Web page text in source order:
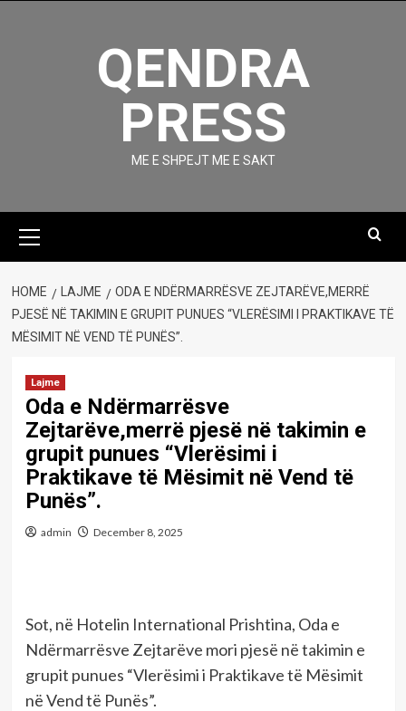
QENDRA
PRESS
ME E SHPEJT ME E SAKT
Menu
HOME LAJME
ODA E NDËRMARRËSVE ZEJTARËVE,MERRË
PJESË NË TAKIMIN E GRUPIT PUNUES “VLERËSIMI I PRAKTIKAVE TË
MËSIMIT NË VEND TË PUNËS”.
Lajme
Oda e Ndërmarrësve
Zejtarëve,merrë pjesë në takimin e
grupit punues “Vlerësimi i
Praktikave të Mësimit në Vend të
Punës”.
admin December 8, 2025
Sot, në Hotelin International Prishtina, Oda e
Ndërmarrësve Zejtarëve mori pjesë në takimin e
grupit punues “Vlerësimi i Praktikave të Mësimit
në Vend të Punës”.